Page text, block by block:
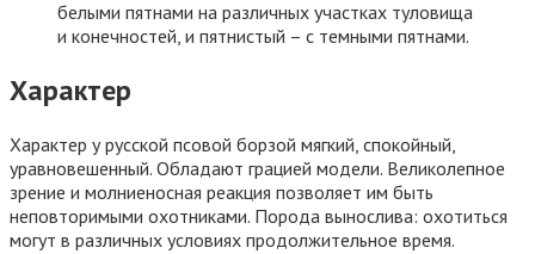
белыми пятнами на различных участках туловища
и конечностей, и пятнистый – с темными пятнами.
Характер
Характер у русской псовой борзой мягкий, спокойный,
уравновешенный. Обладают грацией модели. Великолепное
зрение и молниеносная реакция позволяет им быть
неповторимыми охотниками. Порода вынослива: охотиться
могут в различных условиях продолжительное время.